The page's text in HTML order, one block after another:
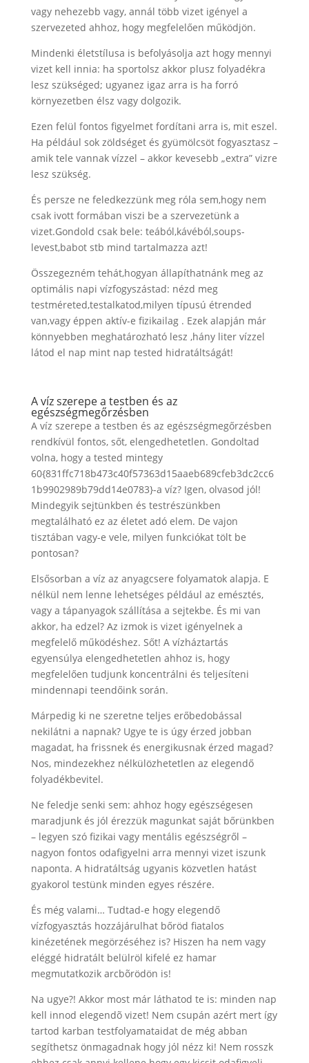
vagy nehezebb vagy, annál több vizet igényel a
szervezeted ahhoz, hogy megfelelően működjön.
Mindenki életstílusa is befolyásolja azt hogy mennyi
vizet kell innia: ha sportolsz akkor plusz folyadékra
lesz szükséged; ugyanez igaz arra is ha forró
környezetben élsz vagy dolgozik.
Ezen felül fontos figyelmet fordítani arra is, mit eszel.
Ha például sok zöldséget és gyümölcsöt fogyasztasz –
amik tele vannak vízzel – akkor kevesebb „extra” vizre
lesz szükség.
És persze ne feledkezzünk meg róla sem,hogy nem
csak ivott formában viszi be a szervezetünk a
vizet.Gondold csak bele: teából,kávéból,soups-
levest,babot stb mind tartalmazza azt!
Összegezném tehát,hogyan állapíthatnánk meg az
optimális napi vízfogyszástad: nézd meg
testméreted,testalkatod,milyen típusú étrended
van,vagy éppen aktív-e fizikailag . Ezek alapján már
könnyebben meghatározható lesz ,hány liter vízzel
látod el nap mint nap tested hidratáltságát!
A víz szerepe a testben és az
egészségmegőrzésben
A víz szerepe a testben és az egészségmegőrzésben
rendkívül fontos, sőt, elengedhetetlen. Gondoltad
volna, hogy a tested mintegy
60{831ffc718b473c40f57363d15aaeb689cfeb3dc2cc6
1b9902989b79dd14e0783}-a víz? Igen, olvasod jól!
Mindegyik sejtünkben és testrészünkben
megtalálható ez az életet adó elem. De vajon
tisztában vagy-e vele, milyen funkciókat tölt be
pontosan?
Elsősorban a víz az anyagcsere folyamatok alapja. E
nélkül nem lenne lehetséges például az emésztés,
vagy a tápanyagok szállítása a sejtekbe. És mi van
akkor, ha edzel? Az izmok is vizet igényelnek a
megfelelő működéshez. Sőt! A vízháztartás
egyensúlya elengedhetetlen ahhoz is, hogy
megfelelően tudjunk koncentrálni és teljesíteni
mindennapi teendőink során.
Márpedig ki ne szeretne teljes erőbedobással
nekilátni a napnak? Ugye te is úgy érzed jobban
magadat, ha frissnek és energikusnak érzed magad?
Nos, mindezekhez nélkülözhetetlen az elegendő
folyadékbevitel.
Ne feledje senki sem: ahhoz hogy egészségesen
maradjunk és jól érezzük magunkat saját bőrünkben
– legyen szó fizikai vagy mentális egészségről –
nagyon fontos odafigyelni arra mennyi vizet iszunk
naponta. A hidratáltság ugyanis közvetlen hatást
gyakorol testünk minden egyes részére.
És még valami… Tudtad-e hogy elegendő
vízfogyasztás hozzájárulhat bőröd fiatalos
kinézetének megörzéséhez is? Hiszen ha nem vagy
eléggé hidratált belülröl kifelé ez hamar
megmutatkozik arcbõrödön is!
Na ugye?! Akkor most már láthatod te is: minden nap
kell innod elegendõ vizet! Nem csupán azért mert így
tartod karban testfolyamataidat de még abban
segíthetsz önmagadnak hogy jól nézz ki! Nem rosszk